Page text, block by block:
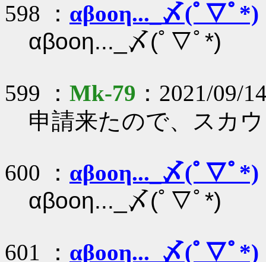
598 ： αβοοη..._〆(ﾟ▽ﾟ*)
αβοοη..._〆(ﾟ▽ﾟ*)
599 ： Mk-79 ：2021/09/
申請来たので、スカ
600 ： αβοοη..._〆(ﾟ▽ﾟ*)
αβοοη..._〆(ﾟ▽ﾟ*)
601 ： αβοοη..._〆(ﾟ▽ﾟ*)